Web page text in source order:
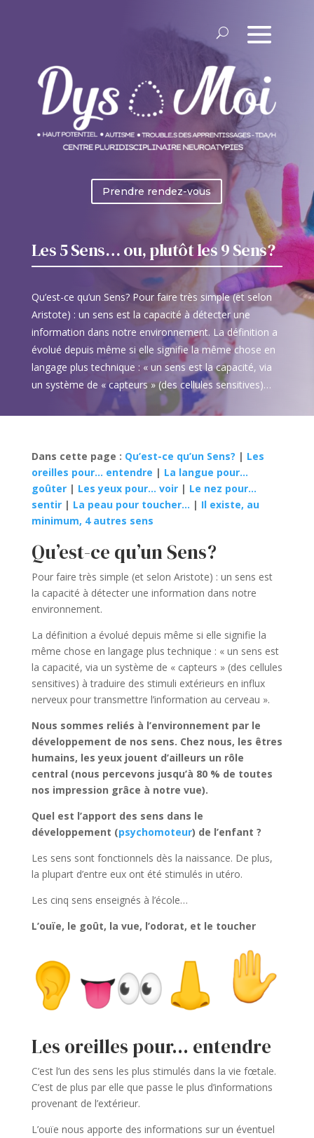
Prendre rendez-vous
Les 5 Sens… ou, plutôt les 9 Sens?
Qu’est-ce qu’un Sens? Pour faire très simple (et selon
Aristote) : un sens est la capacité à détecter une
information dans notre environnement. La définition a
évolué depuis même si elle signifie la même chose en
langage plus technique : « un sens est la capacité, via
un système de « capteurs » (des cellules sensitives)…
Dans cette page : Qu’est-ce qu’un Sens? | Les
oreilles pour… entendre | La langue pour…
goûter| Les yeux pour… voir| Le nez pour…
sentir| La peau pour toucher… | Il existe, au
minimum, 4 autres sens
Qu’est-ce qu’un Sens?
Pour faire très simple (et selon Aristote) : un sens est
la capacité à détecter une information dans notre
environnement.
La définition a évolué depuis même si elle signifie la
même chose en langage plus technique : « un sens est
la capacité, via un système de « capteurs » (des cellules
sensitives) à traduire des stimuli extérieurs en influx
nerveux pour transmettre l’information au cerveau ».
Nous sommes reliés à l’environnement par le
développement de nos sens. Chez nous, les êtres
humains, les yeux jouent d’ailleurs un rôle
central (nous percevons jusqu’à 80 % de toutes
nos impression grâce à notre vue).
Quel est l’apport des sens dans le
développement (psychomoteur) de l’enfant ?
Les sens sont fonctionnels dès la naissance. De plus,
la plupart d’entre eux ont été stimulés in utéro.
Les cinq sens enseignés à l’école…
L’ouïe, le goût, la vue, l’odorat, et le toucher
Les oreilles pour… entendre
C’est l’un des sens les plus stimulés dans la vie fœtale.
C’est de plus par elle que passe le plus d’informations
provenant de l’extérieur.
L’ouïe nous apporte des informations sur un éventuel